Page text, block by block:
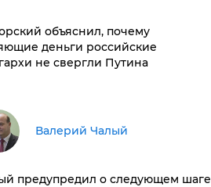
объяснил, почему
деньги российские
не свергли Путина
Валерий Чалый
предупредил о следующем шаге